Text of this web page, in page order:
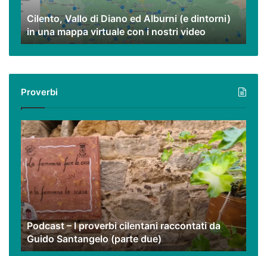
dintorni)
una
mappa
virtuale
nostri
video
Cilento, Vallo di Diano ed Alburni (e dintorni)
in una mappa virtuale con i nostri video
Proverbi
Podcast
–
I
proverbi
cilentani
raccontati
da
Guido
Santangelo
(parte
due)
Podcast – I proverbi cilentani raccontati da
Guido Santangelo (parte due)